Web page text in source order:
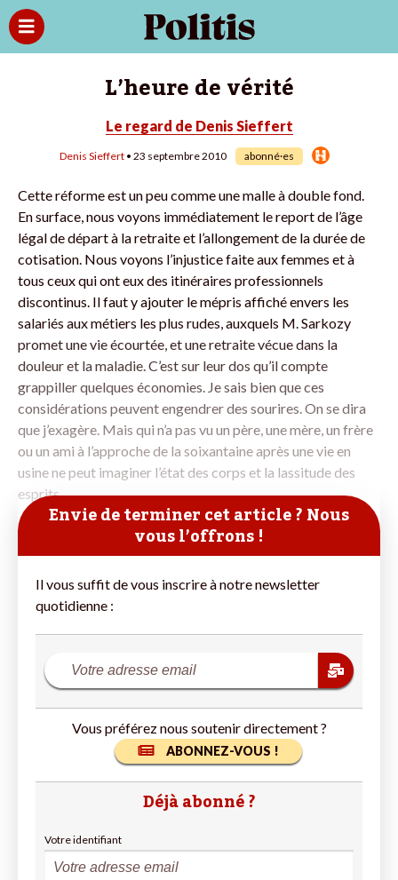
L’heure de vérité
Le regard de Denis Sieffert
Denis Sieffert • 23 septembre 2010 abonné·es
Cette réforme est un peu comme une malle à double fond.
En surface, nous voyons immédiatement le report de l’âge
légal de départ à la retraite et l’allongement de la durée de
cotisation. Nous voyons l’injustice faite aux femmes et à
tous ceux qui ont eux des itinéraires professionnels
discontinus. Il faut y ajouter le mépris affiché envers les
salariés aux métiers les plus rudes, auxquels M. Sarkozy
promet une vie écourtée, et une retraite vécue dans la
douleur et la maladie. C’est sur leur dos qu’il compte
grappiller quelques économies. Je sais bien que ces
considérations peuvent engendrer des sourires. On se dira
que j’exagère. Mais qui n’a pas vu un père, une mère, un frère
ou un ami à l’approche de la soixantaine après une vie en
usine ne peut imaginer l’état des corps et la lassitude des
esprits.
Envie de terminer cet article ? Nous
vous l’offrons !
Il vous suffit de vous inscrire à notre newsletter
quotidienne :
Vous préférez nous soutenir directement ?
ABONNEZ-VOUS !
Déjà abonné ?
Votre identifiant